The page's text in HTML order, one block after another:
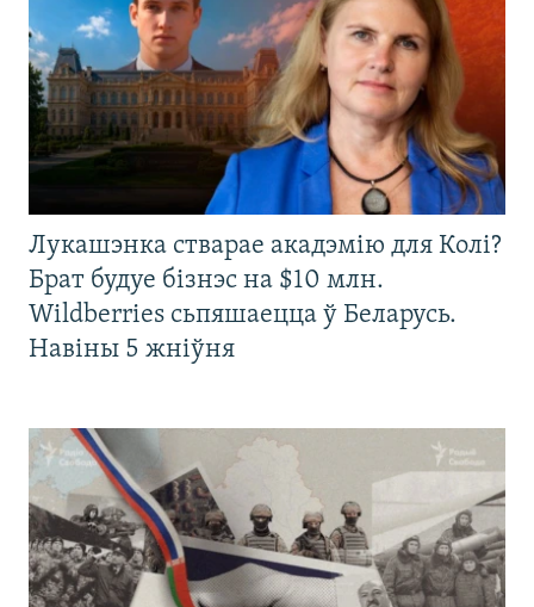
Лукашэнка стварае акадэмію для Колі?
Брат будуе бізнэс на $10 млн.
Wildberries сьпяшаецца ў Беларусь.
Навіны 5 жніўня